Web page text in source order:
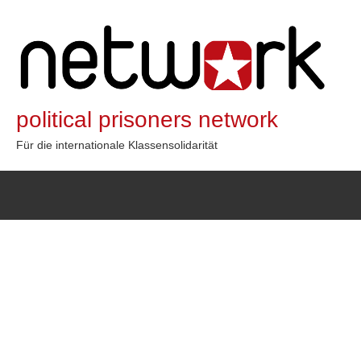
springen
political prisoners network
Für die internationale Klassensolidarität